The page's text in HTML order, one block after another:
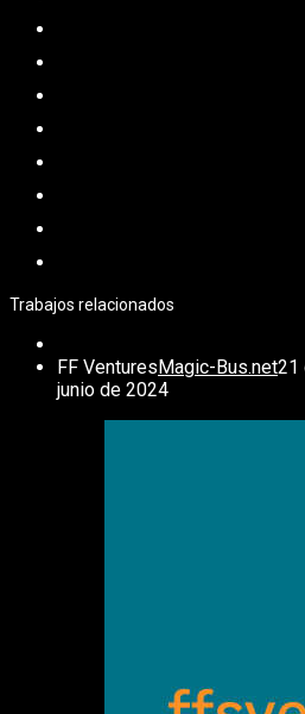
Trabajos relacionados
FF VenturesMagic-Bus.net21
junio de 2024